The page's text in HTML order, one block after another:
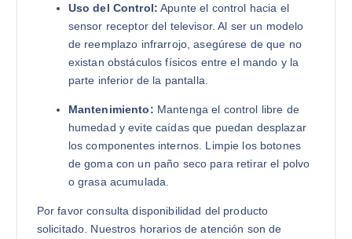
Uso del Control: Apunte el control hacia el
sensor receptor del televisor. Al ser un modelo
de reemplazo infrarrojo, asegúrese de que no
existan obstáculos físicos entre el mando y la
parte inferior de la pantalla.
Mantenimiento: Mantenga el control libre de
humedad y evite caídas que puedan desplazar
los componentes internos. Limpie los botones
de goma con un paño seco para retirar el polvo
o grasa acumulada.
Por favor consulta disponibilidad del producto
solicitado. Nuestros horarios de atención son de